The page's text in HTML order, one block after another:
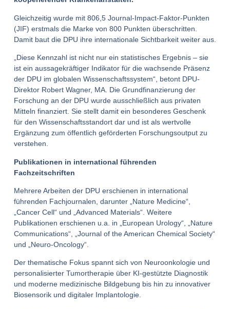
Gleichzeitig wurde mit 806,5 Journal-Impact-Faktor-Punkten
(JIF) erstmals die Marke von 800 Punkten überschritten.
Damit baut die DPU ihre internationale Sichtbarkeit weiter aus.
„Diese Kennzahl ist nicht nur ein statistisches Ergebnis – sie
ist ein aussagekräftiger Indikator für die wachsende Präsenz
der DPU im globalen Wissenschaftssystem“, betont DPU-
Direktor Robert Wagner, MA. Die Grundfinanzierung der
Forschung an der DPU wurde ausschließlich aus privaten
Mitteln finanziert. Sie stellt damit ein besonderes Geschenk
für den Wissenschaftsstandort dar und ist als wertvolle
Ergänzung zum öffentlich geförderten Forschungsoutput zu
verstehen.
Publikationen in international führenden
Fachzeitschriften
Mehrere Arbeiten der DPU erschienen in international
führenden Fachjournalen, darunter „Nature Medicine“,
„Cancer Cell“ und „Advanced Materials“. Weitere
Publikationen erschienen u.a. in „European Urology“, „Nature
Communications“, „Journal of the American Chemical Society“
und „Neuro-Oncology“.
Der thematische Fokus spannt sich von Neuroonkologie und
personalisierter Tumortherapie über KI-gestützte Diagnostik
und moderne medizinische Bildgebung bis hin zu innovativer
Biosensorik und digitaler Implantologie.